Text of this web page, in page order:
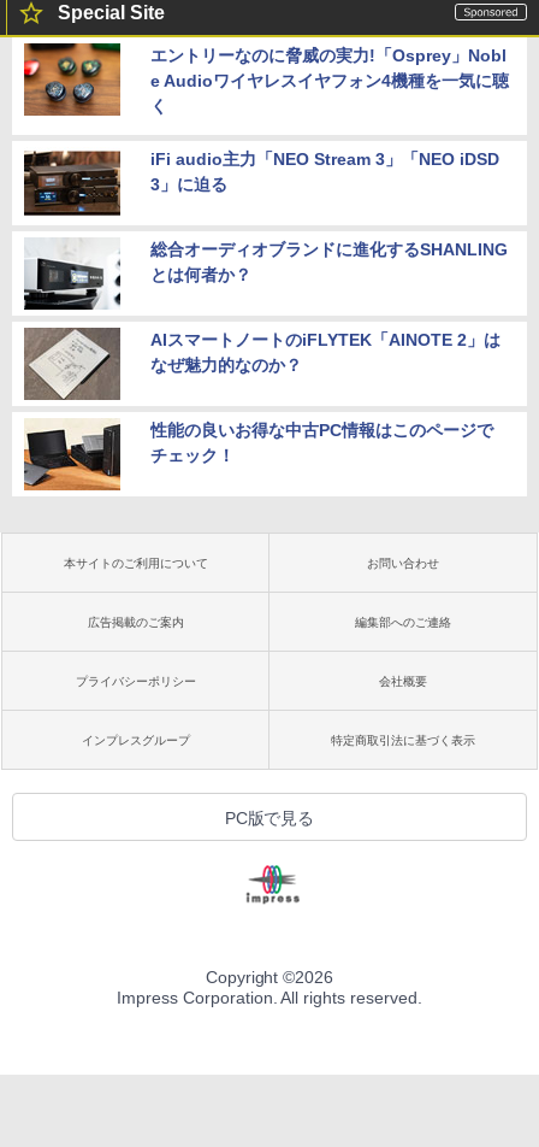
Special Site
エントリーなのに脅威の実力!「Osprey」Nobl
e Audioワイヤレスイヤフォン4機種を一気に聴
く
iFi audio主力「NEO Stream 3」「NEO iDSD
3」に迫る
総合オーディオブランドに進化するSHANLING
とは何者か？
AIスマートノートのiFLYTEK「AINOTE 2」は
なぜ魅力的なのか？
性能の良いお得な中古PC情報はこのページで
チェック！
本サイトのご利用について お問い合わせ
広告掲載のご案内 編集部へのご連絡
プライバシーポリシー 会社概要
インプレスグループ 特定商取引法に基づく表示
PC版で見る
Copyright ©2026
Impress Corporation. All rights reserved.